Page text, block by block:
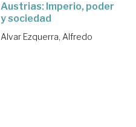
Austrias: Imperio, poder
y sociedad
Alvar Ezquerra, Alfredo